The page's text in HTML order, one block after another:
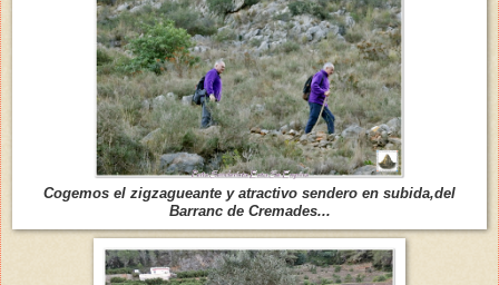
Cogemos el zigzagueante y atractivo sendero en subida,del
Barranc de Cremades...